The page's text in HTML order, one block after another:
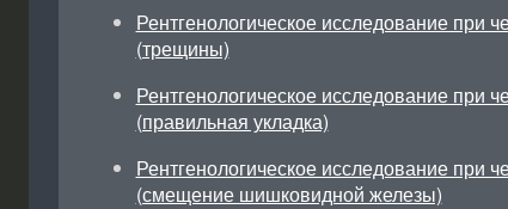
Рентгенологическое исследование при
(трещины)
Рентгенологическое исследование при
(правильная укладка)
Рентгенологическое исследование при
(смещение шишковидной железы)